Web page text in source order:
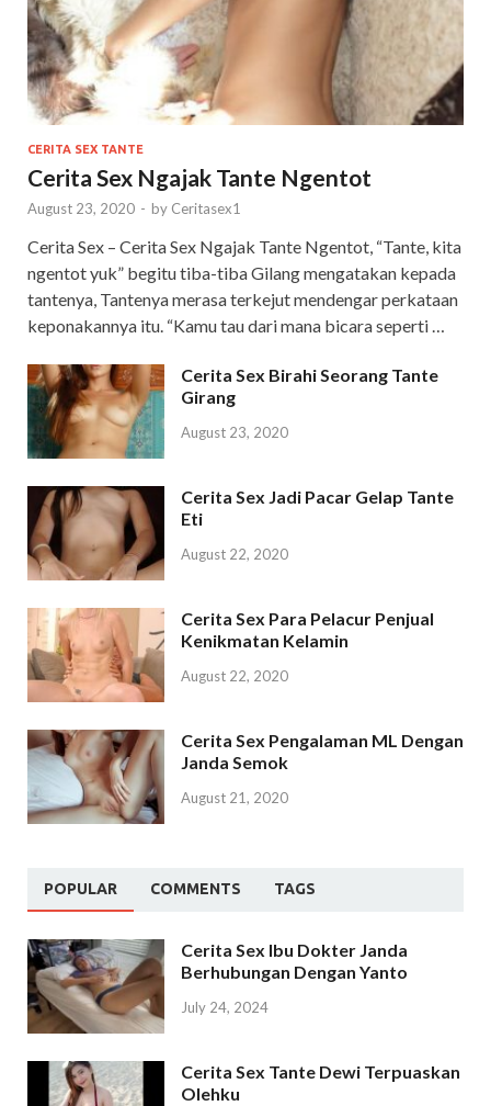
CERITA SEX TANTE
Cerita Sex Ngajak Tante Ngentot
August 23, 2020 - by Ceritasex1
Cerita Sex – Cerita Sex Ngajak Tante Ngentot, “Tante, kita
ngentot yuk” begitu tiba-tiba Gilang mengatakan kepada
tantenya, Tantenya merasa terkejut mendengar perkataan
keponakannya itu. “Kamu tau dari mana bicara seperti …
Cerita Sex Birahi Seorang Tante
Girang
August 23, 2020
Cerita Sex Jadi Pacar Gelap Tante
Eti
August 22, 2020
Cerita Sex Para Pelacur Penjual
Kenikmatan Kelamin
August 22, 2020
Cerita Sex Pengalaman ML Dengan
Janda Semok
August 21, 2020
POPULAR COMMENTS TAGS
Cerita Sex Ibu Dokter Janda
Berhubungan Dengan Yanto
July 24, 2024
Cerita Sex Tante Dewi Terpuaskan
Olehku